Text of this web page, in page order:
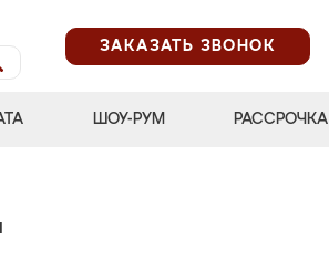
ЗАКАЗАТЬ ЗВОНОК
ШОУ-РУМ РАССРОЧКА